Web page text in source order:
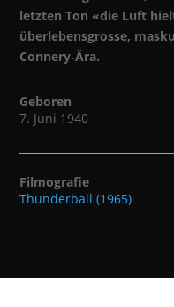
letzten Ton «die Luft
überlebensgrosse,
Connery‑Ära.
Geboren
7. Juni 1940
Filmografie
Thunderball (1965)